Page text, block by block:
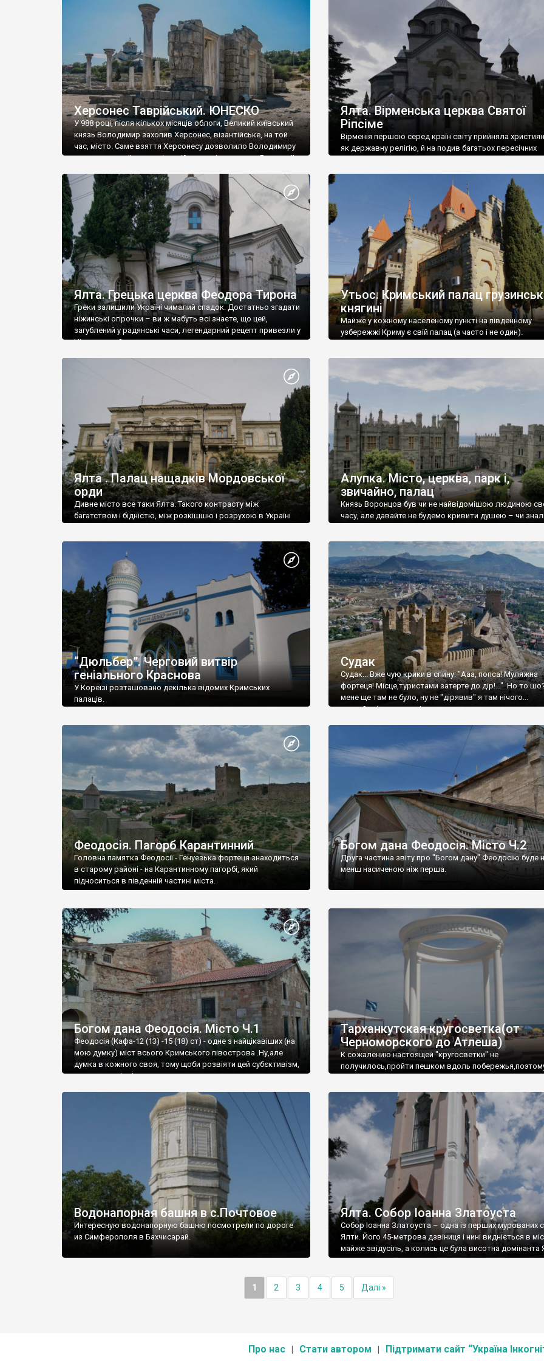
візантійської доби. Раритети викрадені з фондів об’єкту
культурної спадщини ЮНЕСКО «Херсонеса Таврійського».
Офіційно – на виставку «Золото Візантії», але експерти та
влада в Україні вважають це лише […]
називаються «повстяками» (postaki)…” “Вино. Крим
виробляє відмінне вино і його вдосталь: воно все
легке біле і дуже […]
Херсонес Таврійський. ЮНЕСКО
У 988 році, після кількох місяців облоги, Великий київський
князь Володимир захопив Херсонес, візантійське, на той
час, місто. Саме взяття Херсонесу дозволило Володимиру
диктувати свої умови візантійському імператору Василю ІІ,
Херсонесі Володимир-язичник, став Василем-
християнином. А потім було Хрещення Русі. На честь
Херсонесу Таврійського названо місто […]
Ялта. Вірменська церква Святої
Ріпсіме
Вірменія першою серед країн світу прийняла
як державну релігію, й на подив багатьох пересічних
Ялта. Грецька церква Феодора Тирона
Греки залишили Україні чималий спадок. Достатньо згадати
ніжинські огірочки – ви ж мабуть всі знаєте, що цей,
загублений у радянські часи, легендарний рецепт привезли у
Ніжин греки?
Утьос. Кримський палац
княгині
Майже у кожному населеному пункті на південному
узбережжі Криму є свій палац (а часто і не один).
Ялта . Палац нащадків Мордовської
орди
Дивне місто все таки Ялта. Такого контрасту між
багатством і бідністю, між розкішшю і розрухою в Україні
Алупка. Місто, церква, парк і,
звичайно, палац
Князь Воронцов був чи не найвідомішою людиною
часу, але давайте не будемо кривити душею – чи
“Дюльбер”. Черговий витвір
геніального Краснова
У Кореїзі розташовано декілька відомих Кримських
палаців.
Судак
Судак... Вже чую крики в спину: "Ааа, попса! Муляжна
фортеця! Місце,туристами затерте до дір!..." Но то
мене ще там не було, ну не "дірявив" я там нічого...
принаймні до цього літа.
Феодосія. Пагорб Карантинний
Головна памятка Феодосії - Генуезька фортеця знаходиться
в старому районі - на Карантинному пагорбі, який
підноситься в південній частині міста.
Богом дана Феодосія. Місто Ч.2
Друга частина звіту про "Богом дану" Феодосію буде
менш насиченою ніж перша.
Богом дана Феодосія. Місто Ч.1
Феодосія (Кафа-12 (13) -15 (18) ст) - одне з найцікавіших (на
мою думку) міст всього Кримського півострова .Ну,але
думка в кожного своя, тому щоби розвіяти цей субєктивізм,
запрошую відвідати це
Тарханкутская кругосветка(от
Черноморского до Атлеша)
К сожалению настоящей "кругосветки" не
получилось,пройти пешком вдоль
Водонапорная башня в с.Почтовое
Интересную водонапорную башню посмотрели по дороге
из Симферополя в Бахчисарай.
Ялта. Собор Іоанна Златоуста
Собор Іоанна Златоуста – одна із перших мурованих
Ялти. Його 45-метрова дзвіниця і нині видніється в
майже звідусіль, а колись це була висотна домінанта
1 2 3 4 5 Далі »
Про нас Стати автором Підтримати сайт “Україна